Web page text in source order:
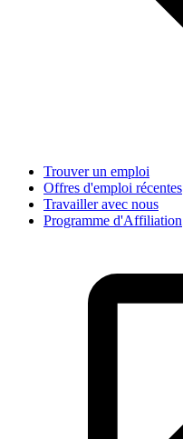
Trouver un emploi
Offres d'emploi récentes
Travailler avec nous
Programme d'Affiliation